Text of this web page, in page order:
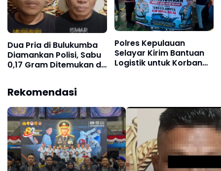
Dua Pria di Bulukumba
Diamankan Polisi, Sabu
0,17 Gram Ditemukan di
Polres Kepulauan
Selayar Kirim Bantuan
Logistik untuk Korban
Rekomendasi